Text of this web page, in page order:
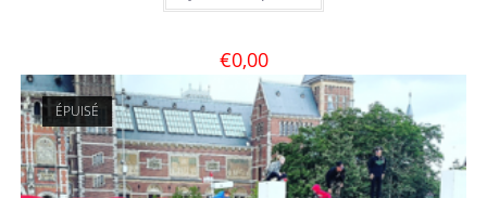
€0,00
ÉPUISÉ